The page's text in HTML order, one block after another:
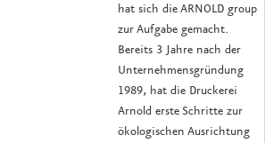
hat sich die ARNOLD group
zur Aufgabe gemacht.
Bereits 3 Jahre nach der
Unternehmensgründung
1989, hat die Druckerei
Arnold erste Schritte zur
ökologischen Ausrichtung